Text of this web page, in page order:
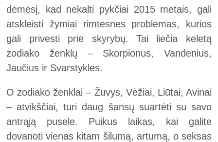
dėmėsį, kad nekalti pykčiai 2015 metais, gali
atskleisti žymiai rimtesnes problemas, kurios
gali privesti prie skyrybų. Tai liečia keletą
zodiako ženklų – Skorpionus, Vandenius,
Jaučius ir Svarstykles.
O zodiako ženklai – Žuvys, Vėžiai, Liūtai, Avinai
– atvikščiai, turi daug šansų suartėti su savo
antrąją pusele. Puikus laikas, kai galite
dovanoti vienas kitam šilumą, artumą, o seksas